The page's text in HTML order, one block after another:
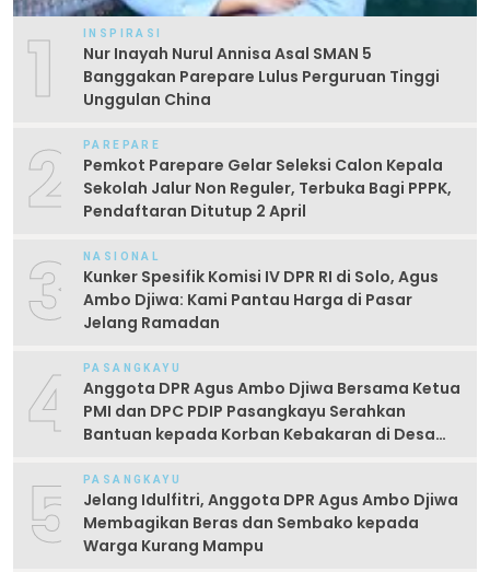
1 INSPIRASI
Nur Inayah Nurul Annisa Asal SMAN 5
Banggakan Parepare Lulus Perguruan Tinggi
Unggulan China
2 PAREPARE
Pemkot Parepare Gelar Seleksi Calon Kepala
Sekolah Jalur Non Reguler, Terbuka Bagi PPPK,
Pendaftaran Ditutup 2 April
3 NASIONAL
Kunker Spesifik Komisi IV DPR RI di Solo, Agus
Ambo Djiwa: Kami Pantau Harga di Pasar
Jelang Ramadan
4 PASANGKAYU
Anggota DPR Agus Ambo Djiwa Bersama Ketua
PMI dan DPC PDIP Pasangkayu Serahkan
Bantuan kepada Korban Kebakaran di Desa
5 PASANGKAYU
Jelang Idulfitri, Anggota DPR Agus Ambo Djiwa
Membagikan Beras dan Sembako kepada
Warga Kurang Mampu